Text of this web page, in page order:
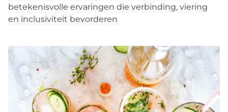
betekenisvolle ervaringen die verbinding, viering
en inclusiviteit bevorderen